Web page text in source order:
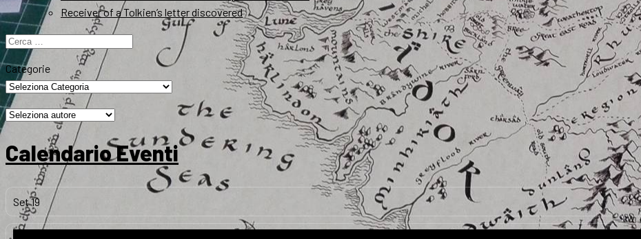
Receiver of a Tolkien’s letter discovered
Ricerca
per:
Categorie
Calendario Eventi
Set19